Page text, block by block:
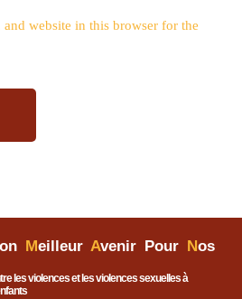
and website in this browser for the
Meilleur Avenir Pour Nos
les violences et les violences sexuelles à